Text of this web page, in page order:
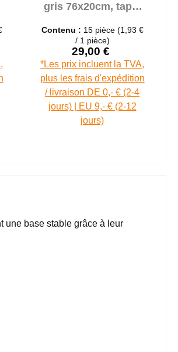
: :
gris 76x20cm, tapis
dessous en TPR
(71250)
Contenu : 15 pièce (1,93 €
/ 1 pièce)
Prix de vente :
29,00 €
Prix régulier :
*Les prix incluent la TVA,
plus les frais d'expédition
/ livraison DE 0,- € (2-4
jours) | EU 9,- € (2-12
jours)
une base stable grâce à leur